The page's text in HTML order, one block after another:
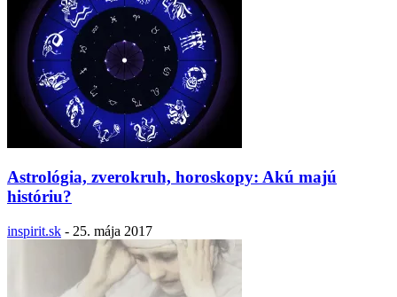
Astrológia, zverokruh, horoskopy: Akú majú
históriu?
inspirit.sk - 25. mája 2017